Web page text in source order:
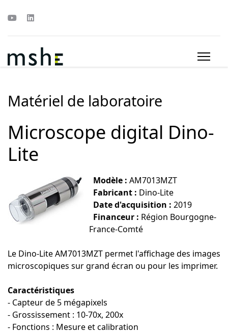
Matériel de laboratoire
Microscope digital Dino-
Lite
Modèle : AM7013MZT
Fabricant : Dino-Lite
Date d'acquisition : 2019
Financeur : Région Bourgogne-
France-Comté
Le Dino-Lite AM7013MZT permet l'affichage des images
microscopiques sur grand écran ou pour les imprimer.
Caractéristiques
- Capteur de 5 mégapixels
- Grossissement : 10-70x, 200x
- Fonctions : Mesure et calibration